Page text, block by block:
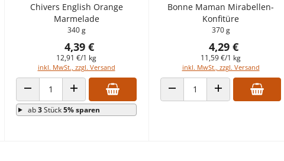
Chivers English Orange
Marmelade
340 g
4,39 €
12,91 €/1 kg
inkl. MwSt., zzgl. Versand
ANZAHL VERRINGERNANZAHL ERHÖHEN
ab3Stück5% sparen
Bonne Maman Mirabellen-
Konfitüre
370 g
4,29 €
11,59 €/1 kg
inkl. MwSt., zzgl. Versand
ANZAHL VERRINGERNANZAHL ERHÖHEN